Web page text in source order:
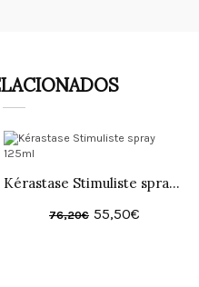
Kérastase Stimuliste spray 125ml
76,20€ 55,50€